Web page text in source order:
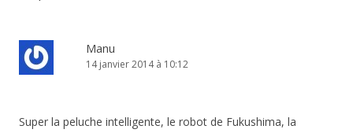
Manu
14 janvier 2014 à 10:12
Super la peluche intelligente, le robot de Fukushima, la